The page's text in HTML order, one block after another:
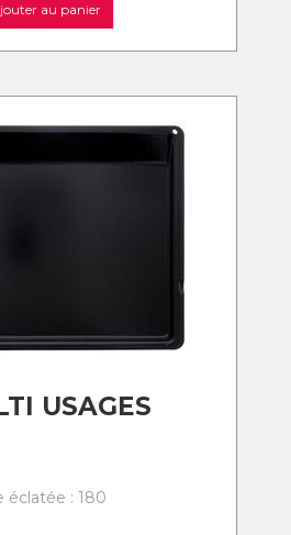
au panier
USAGES
éclatée : 180